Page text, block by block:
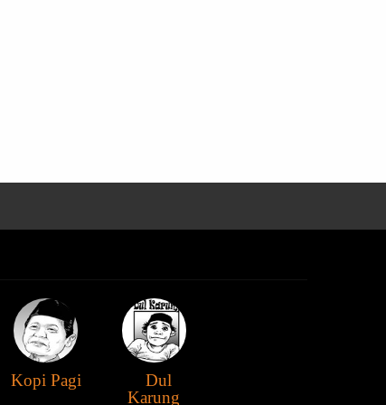
Kopi Pagi
Dul
Karung